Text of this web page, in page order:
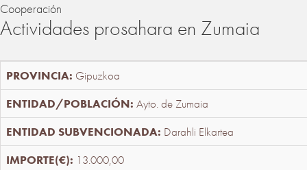
Cooperación
Actividades prosahara en Zumaia
Gipuzkoa
Ayto. de Zumaia
Darahli Elkartea
13.000,00